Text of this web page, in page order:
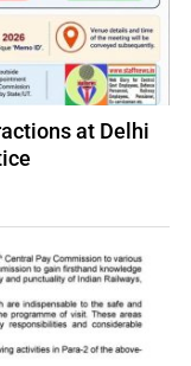
at Delhi